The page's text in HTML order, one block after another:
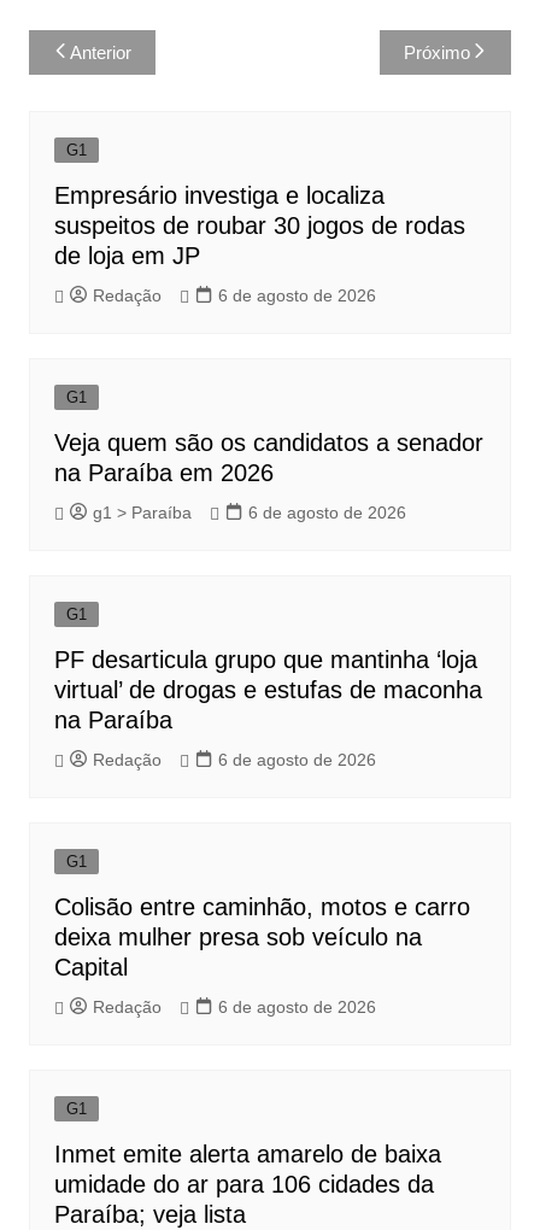
Navegação
de
Anterior Próximo
G1
Empresário investiga e localiza
suspeitos de roubar 30 jogos de rodas
de loja em JP
Redação 6 de agosto de 2026
G1
Veja quem são os candidatos a senador
na Paraíba em 2026
g1 > Paraíba 6 de agosto de 2026
G1
PF desarticula grupo que mantinha ‘loja
virtual’ de drogas e estufas de maconha
na Paraíba
Redação 6 de agosto de 2026
G1
Colisão entre caminhão, motos e carro
deixa mulher presa sob veículo na
Capital
Redação 6 de agosto de 2026
G1
Inmet emite alerta amarelo de baixa
umidade do ar para 106 cidades da
Paraíba; veja lista